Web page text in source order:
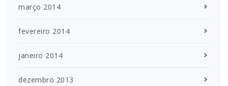
março 2014
fevereiro 2014
janeiro 2014
dezembro 2013